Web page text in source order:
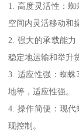
1. 高度灵活性：
空间内灵活移动和
2. 强大的承载能
稳定地运输和举升
3. 适应性强：蜘
地等，适应性强。
4. 操作简便：现
现控制。